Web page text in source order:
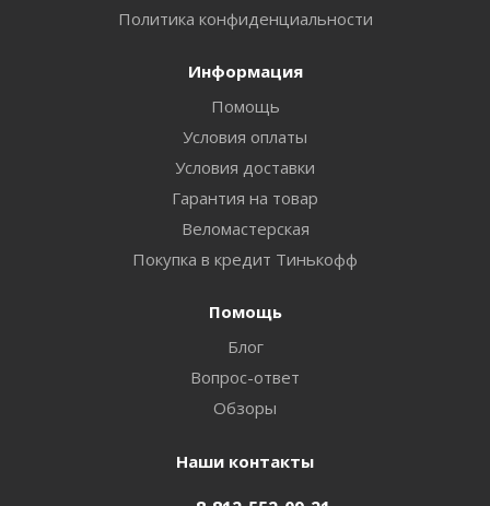
Политика конфиденциальности
Информация
Помощь
Условия оплаты
Условия доставки
Гарантия на товар
Веломастерская
Покупка в кредит Тинькофф
Помощь
Блог
Вопрос-ответ
Обзоры
Наши контакты